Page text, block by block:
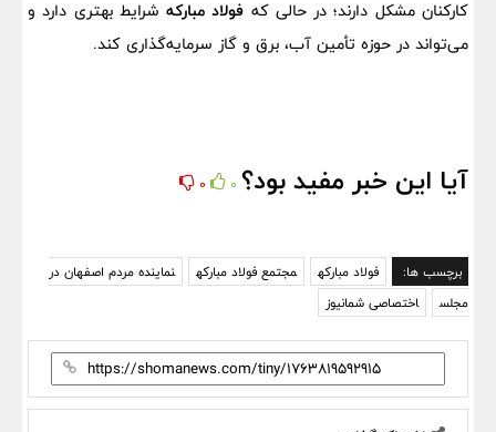
کارکنان مشکل دارند؛ در حالی که فولاد مبارکهشرایط بهتری دارد و
می‌تواند در حوزه تأمین آب، برق و گاز سرمایه‌گذاری کند.
آیا این خبر مفید بود؟ 0
0
برچسب ها: فولاد مبارکه مجتمع فولاد مبارکه
نماینده مردم اصفهان در
مجلس
اختصاصی شمانیوز